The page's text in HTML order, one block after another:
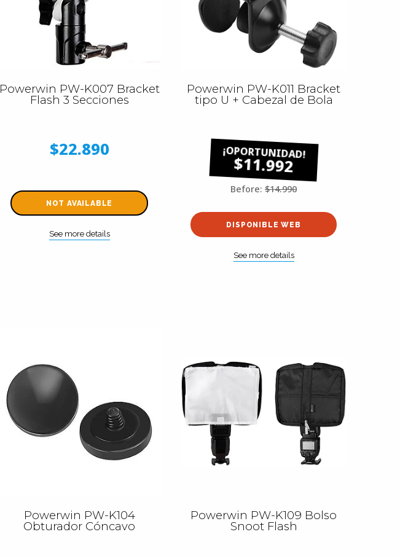
Powerwin PW-K007 Bracket
Flash 3 Secciones
$22.890
NOT AVAILABLE
See more details
Powerwin PW-K011 Bracket
tipo U + Cabezal de Bola
$11.992
Before: $14.990
DISPONIBLE WEB
See more details
Powerwin PW-K104
Obturador Cóncavo
Powerwin PW-K109 Bolso
Snoot Flash